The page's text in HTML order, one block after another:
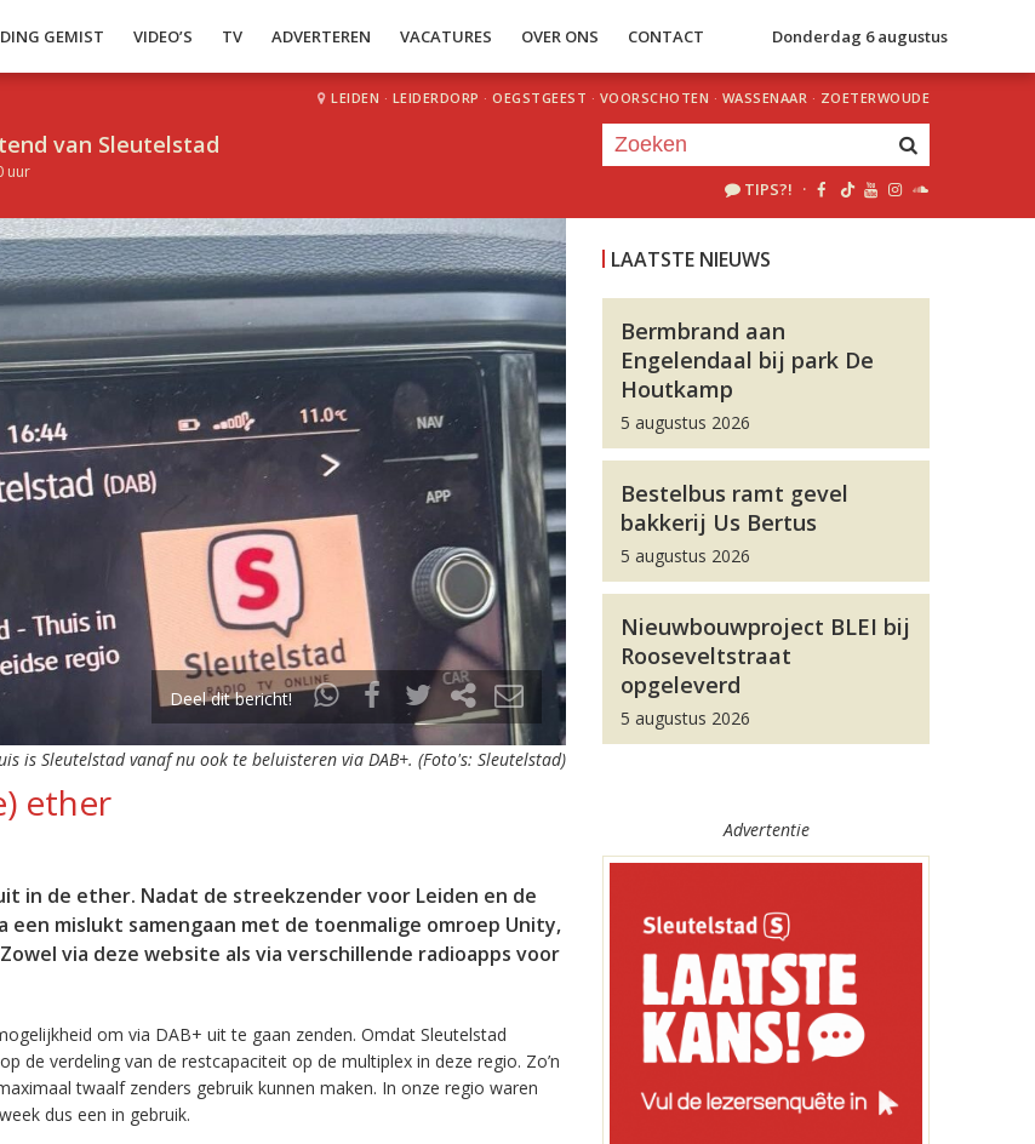
GEMIST VIDEO’S TV ADVERTEREN VACATURES OVER ONS CONTACT Donderdag 6 augustus
van Sleutelstad
uur
LEIDEN · LEIDERDORP · OEGSTGEEST · VOORSCHOTEN · WASSENAAR · ZOETERWOUDE
TIPS?! ·
Deel dit bericht!
is Sleutelstad vanaf nu ook te beluisteren via DAB+. (Foto's: Sleutelstad)
ether
in de ether. Nadat de streekzender voor Leiden en de
mislukt samengaan met de toenmalige omroep Unity,
via deze website als via verschillende radioapps voor
om via DAB+ uit te gaan zenden. Omdat Sleutelstad
verdeling van de restcapaciteit op de multiplex in deze regio. Zo’n
twaalf zenders gebruik kunnen maken. In onze regio waren
dus een in gebruik.
LAATSTE NIEUWS
Bermbrand aan
Engelendaal bij park De
Houtkamp
5 augustus 2026
Bestelbus ramt gevel
bakkerij Us Bertus
5 augustus 2026
Nieuwbouwproject BLEI bij
Rooseveltstraat
opgeleverd
5 augustus 2026
Advertentie